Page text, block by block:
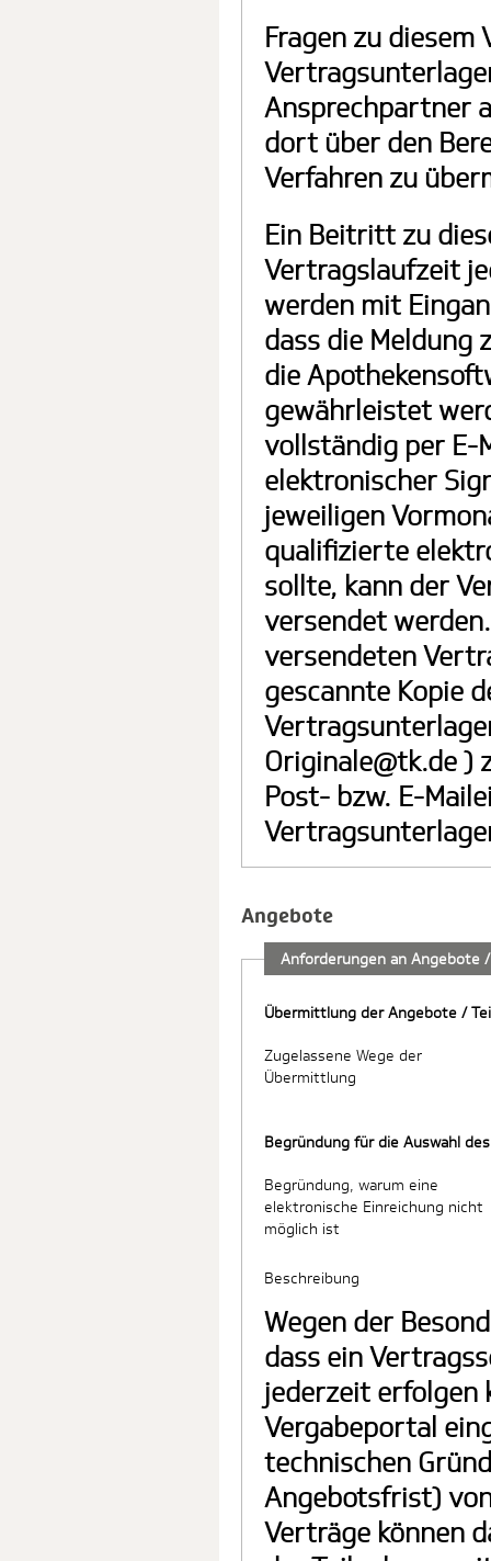
Fragen zu
Ansprechpartner
dort über den
Verfahren zu
Ein Beitritt zu
Vertragslaufzeit
werden mit
dass die Meldung
die
gewährleistet
vollständig per
elektronischer
jeweiligen
qualifizierte
sollte, kann der
versendet
versendeten
gescannte Kopie
Originale@tk.de )
Post- bzw. E-
Angebote
Anforderungen an Angebote
Übermittlung der Angebote /
Zugelassene Wege der
Übermittlung
Begründung für die Auswahl
Begründung, warum eine
elektronische Einreichung nicht
möglich ist
Beschreibung
Wegen der
dass ein
jederzeit erfolgen
Vergabeportal
technischen
Angebotsfrist)
Verträge können